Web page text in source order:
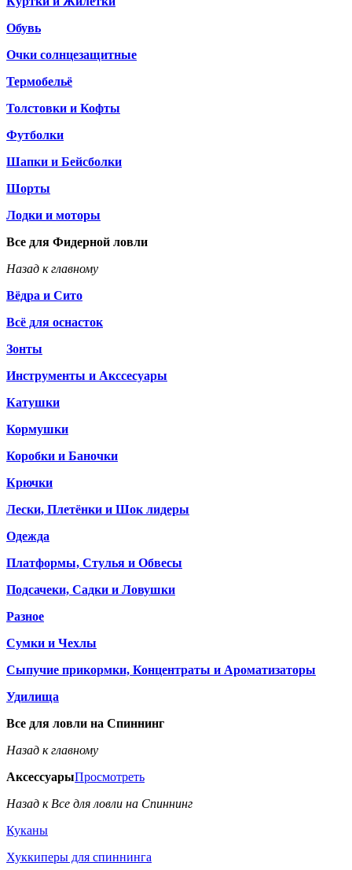
Обувь
Очки солнцезащитные
Термобельё
Толстовки и Кофты
Футболки
Шапки и Бейсболки
Шорты
Лодки и моторы
Все для Фидерной ловли
Назад к главному
Вёдра и Сито
Всё для оснасток
Зонты
Инструменты и Акссесуары
Катушки
Кормушки
Коробки и Баночки
Крючки
Лески, Плетёнки и Шок лидеры
Одежда
Платформы, Стулья и Обвесы
Подсачеки, Садки и Ловушки
Разное
Сумки и Чехлы
Сыпучие прикормки, Концентраты и Ароматизаторы
Удилища
Все для ловли на Спиннинг
Назад к главному
АксессуарыПросмотреть
Назад к Все для ловли на Спиннинг
Куканы
Хуккиперы для спиннинга